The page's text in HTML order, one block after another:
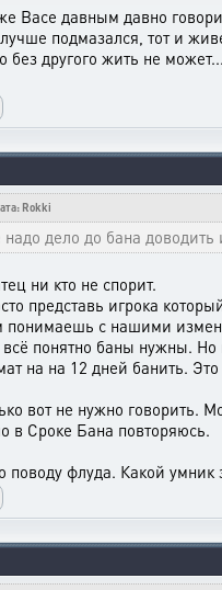
Васе давным давно
лучше подмазался, тот и
без другого жить не
Rokki
надо дело до бана
ни кто не спорит.
представь игрока
понимаешь с нашими
всё понятно баны нужны. Но
на на 12 дней банить.
вот не нужно говорить.
в Сроке Бана повторяюсь.
поводу флуда. Какой умник